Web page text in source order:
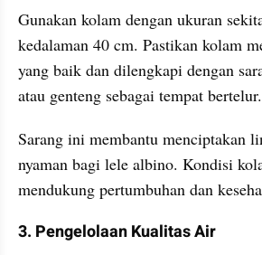
Gunakan kolam dengan ukuran
kedalaman 40 cm. Pastikan kolam
yang baik dan dilengkapi dengan
atau genteng sebagai tempat bertelur.
Sarang ini membantu menciptakan
nyaman bagi lele albino. Kondisi
mendukung pertumbuhan dan
3. Pengelolaan Kualitas Air